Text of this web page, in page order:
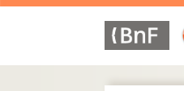
Sacha
Édouard